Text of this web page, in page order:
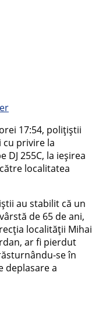
17:54, polițiștii
cu privire la
255C, la ieșirea
localitatea
au stabilit că un
de 65 de ani,
localității Mihai
ar fi pierdut
se în
deplasare a